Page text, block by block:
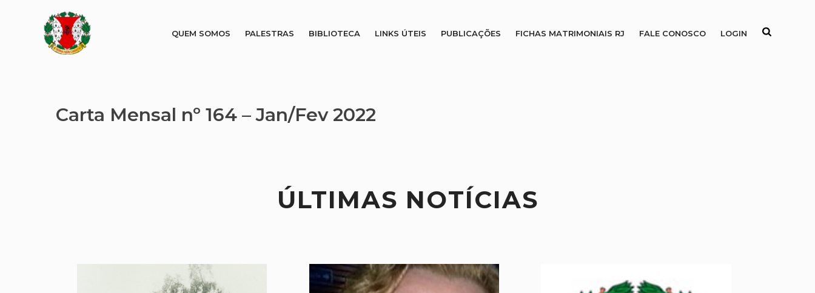
QUEM SOMOS PALESTRAS BIBLIOTECA LINKS ÚTEIS PUBLICAÇÕES FICHAS MATRIMONIAIS RJ FALE CONOSCO LOGIN
Carta Mensal nº 164 – Jan/Fev 2022
ÚLTIMAS NOTÍCIAS